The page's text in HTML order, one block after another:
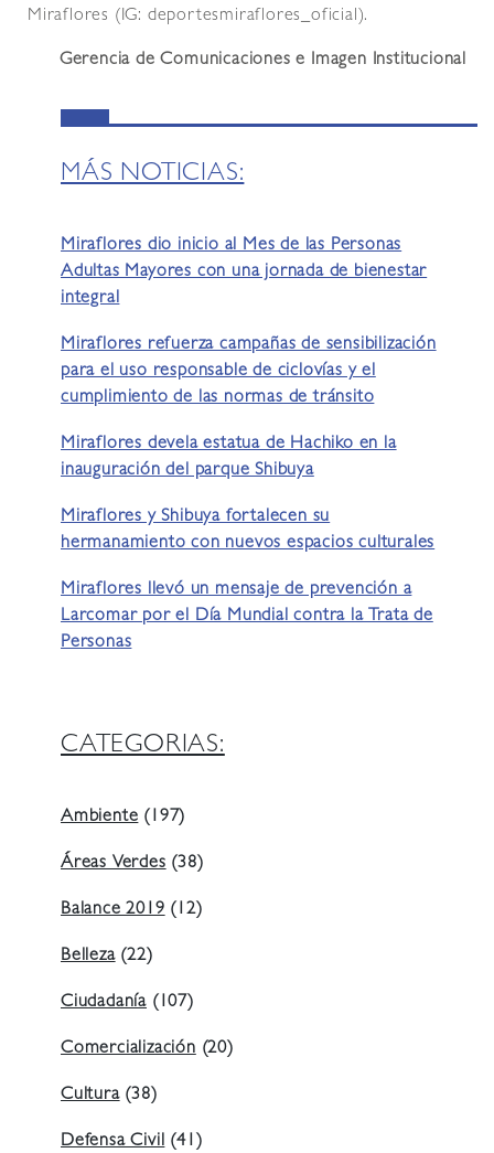
Miraflores (IG: deportesmiraflores_oficial).
Gerencia de Comunicaciones e Imagen Institucional
MÁS NOTICIAS:
Miraflores dio inicio al Mes de las Personas
Adultas Mayores con una jornada de bienestar
integral
Miraflores refuerza campañas de sensibilización
para el uso responsable de ciclovías y el
cumplimiento de las normas de tránsito
Miraflores devela estatua de Hachiko en la
inauguración del parque Shibuya
Miraflores y Shibuya fortalecen su
hermanamiento con nuevos espacios culturales
Miraflores llevó un mensaje de prevención a
Larcomar por el Día Mundial contra la Trata de
Personas
CATEGORIAS:
Ambiente (197)
Áreas Verdes (38)
Balance 2019 (12)
Belleza(22)
Ciudadanía (107)
Comercialización (20)
Cultura(38)
Defensa Civil (41)